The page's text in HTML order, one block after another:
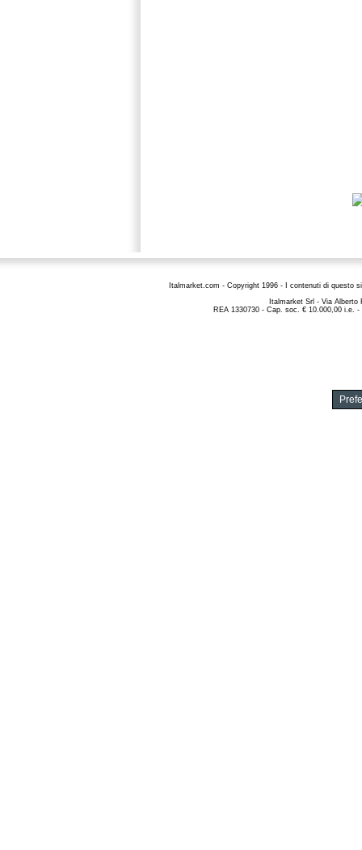
Italmarket.com - Copyright 1996 - I contenuti di questo
Italmarket Srl - Via
REA 1330730 - Cap. soc. € 10.000,00 i.e.